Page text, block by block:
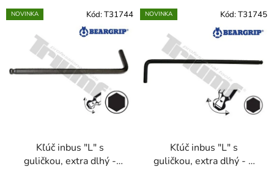
NOVINKA
Kľúč inbus "L" s
guličkou, extra dlhý -
Kód:T31744 NOVINKA
Kľúč inbus "L" s
guličkou, extra dlhý - 2
Kód:T31745